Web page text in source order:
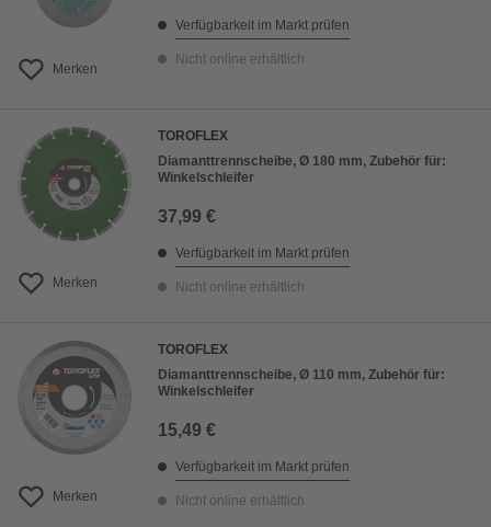
Merken
Verfügbarkeit im Markt prüfen
Nicht online erhältlich
Merken
TOROFLEX
Diamanttrennscheibe, Ø 180 mm, Zubehör für:
Winkelschleifer
37,99 €
Verfügbarkeit im Markt prüfen
Nicht online erhältlich
Merken
TOROFLEX
Diamanttrennscheibe, Ø 110 mm, Zubehör für:
Winkelschleifer
15,49 €
Verfügbarkeit im Markt prüfen
Nicht online erhältlich